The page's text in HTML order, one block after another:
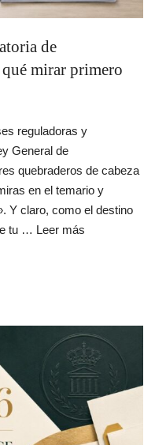
de
mirar primero
reguladoras y
General de
quebraderos de cabeza
en el temario y
Y claro, como el destino
tu … Leer más